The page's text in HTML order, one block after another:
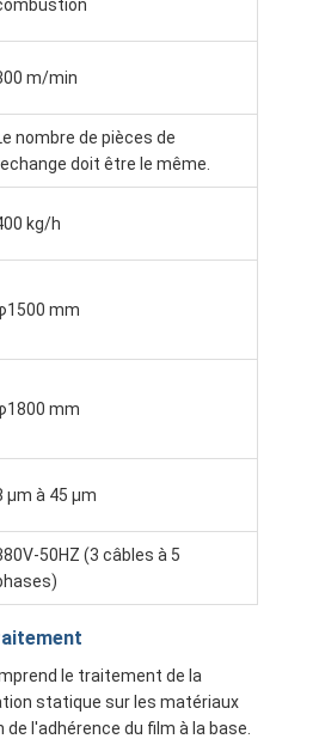
de stratification d'extrusion
d'extrusion
de film
de stratification
de revêtement
d'extrusion
m/min
nombre de pièces de
doit être le même.
kg/h
mm
mm
μm à 45 μm
50HZ (3 câbles à 5
le traitement de la
statique sur les matériaux
l'adhérence du film à la base.